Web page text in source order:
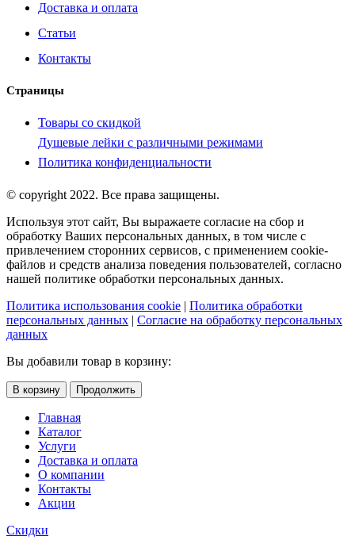
Доставка и оплата
Статьи
Контакты
Страницы
Товары со скидкой
Душевые лейки с различными режимами
Политика конфиденциальности
© copyright 2022. Все права защищены.
Используя этот сайт, Вы выражаете согласие на сбор и
обработку Ваших персональных данных, в том числе с
привлечением сторонних сервисов, с применением cookie-
файлов и средств анализа поведения пользователей, согласно
нашей политике обработки персональных данных.
Политика использования cookie | Политика обработки
персональных данных | Согласие на обработку персональных
данных
Вы добавили товар в корзину:
В корзину Продолжить
Главная
Каталог
Услуги
Доставка и оплата
О компании
Контакты
Акции
Скидки